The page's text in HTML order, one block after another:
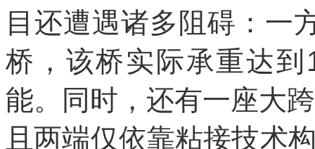
目还遭遇诸多阻碍：一
桥，该桥实际承重达
能。同时，还有一座大
且两端仅依靠粘接技术